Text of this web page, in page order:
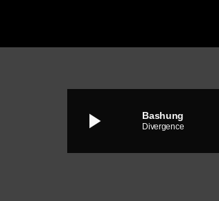
play_arrow Bashung
Divergence